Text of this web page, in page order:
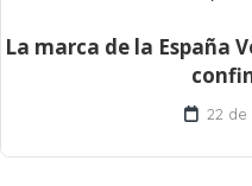
La marca de la España
22 de